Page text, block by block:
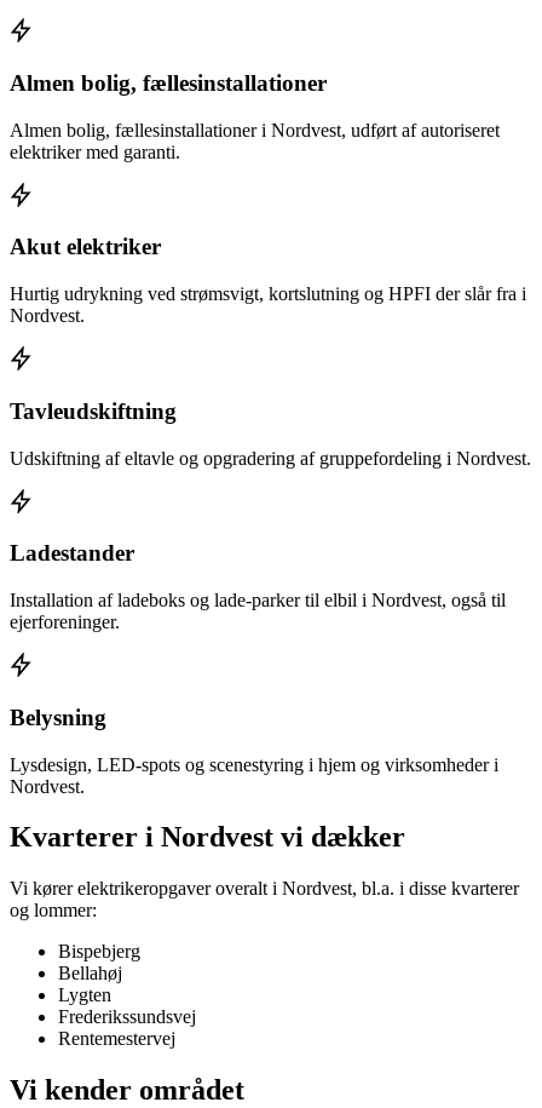
Almen bolig, fællesinstallationer
Almen bolig, fællesinstallationer i Nordvest, udført af autoriseret
elektriker med garanti.
Akut elektriker
Hurtig udrykning ved strømsvigt, kortslutning og HPFI der slår fra i
Nordvest.
Tavleudskiftning
Udskiftning af eltavle og opgradering af gruppefordeling i Nordvest.
Ladestander
Installation af ladeboks og lade-parker til elbil i Nordvest, også til
ejerforeninger.
Belysning
Lysdesign, LED-spots og scenestyring i hjem og virksomheder i
Nordvest.
Kvarterer i Nordvest vi dækker
Vi kører elektrikeropgaver overalt i Nordvest, bl.a. i disse kvarterer
og lommer:
Bispebjerg
Bellahøj
Lygten
Frederikssundsvej
Rentemestervej
Vi kender området